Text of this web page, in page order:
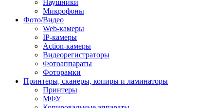
Наушники
Микрофоны
Фото/Видео
Web-камеры
IP-камеры
Action-камеры
Видеорегистраторы
Фотоаппараты
Фоторамки
Принтеры, сканеры, копиры и ламинаторы
Принтеры
МФУ